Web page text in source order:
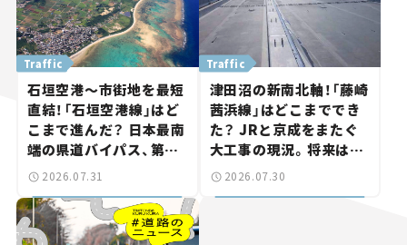
Traffic
石垣空港～市街地を最短
直結！「石垣空港線」はど
こまで進んだ？ 日本最南
端の県道バイパス、第2
工区も延伸開通 【いま気
2026.07.31
Traffic
津田沼の新南北軸！「藤崎
茜浜線」はどこまででき
た？ JRと京成をまたぐ
大工事の現況。将来は
「習志野～鎌ケ谷」を最短
2026.07.30